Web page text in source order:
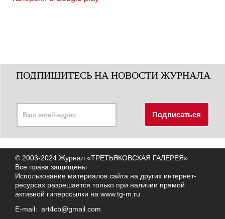
ПОДПИШИТЕСЬ НА НОВОСТИ ЖУРНАЛА
© 2003-2024 Журнал «ТРЕТЬЯКОВСКАЯ ГАЛЕРЕЯ»
Все права защищены
Использование материалов сайта на других интернет-
ресурсах разрешается только при наличии прямой
активной гиперссылки на www.tg-m.ru
E-mail: art4cb@gmail.com